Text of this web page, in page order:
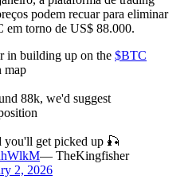
podem recuar para eliminar
em torno de US$ 88.000.
in building up on the $BTC
map
88k, we'd suggest
you'll get picked up 🎣
— TheKingfisher
2, 2026